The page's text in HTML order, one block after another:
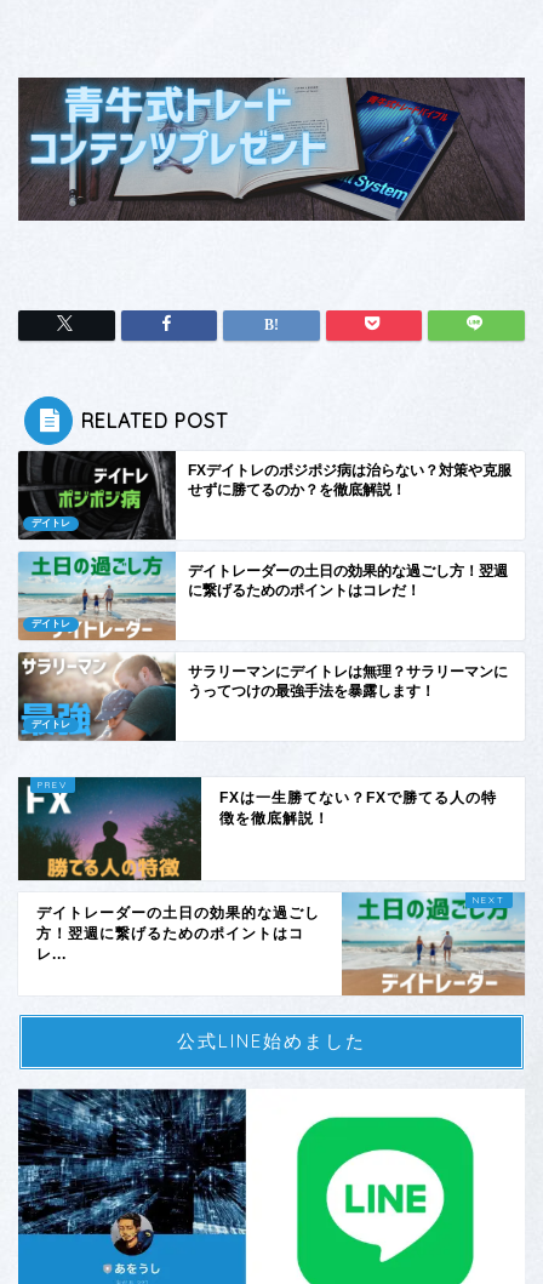
RELATED POST
デイトレ
FXデイトレのポジポジ病は治らない？対策や克服
せずに勝てるのか？を徹底解説！
デイトレ
デイトレーダーの土日の効果的な過ごし方！翌週
に繋げるためのポイントはコレだ！
デイトレ
サラリーマンにデイトレは無理？サラリーマンに
うってつけの最強手法を暴露します！
FXは一生勝てない？FXで勝てる人の特
徴を徹底解説！
デイトレーダーの土日の効果的な過ごし
方！翌週に繋げるためのポイントはコ
レ...
公式LINE始めました